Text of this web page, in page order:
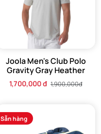
Joola Men's Club Polo
Gravity Gray Heather
1,700,000 đ 1,900,000đ
Sẵn hàng